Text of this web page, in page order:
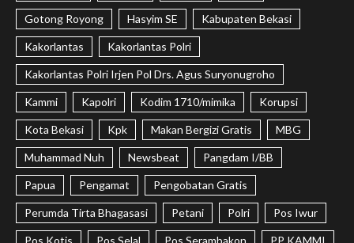
Gotong Royong Hasyim SE Kabupaten Bekasi
Kakorlantas Kakorlantas Polri
Kakorlantas Polri Irjen Pol Drs. Agus Suryonugroho
Kammi Kapolri Kodim 1710/mimika Korupsi
Kota Bekasi Kpk Makan Bergizi Gratis MBG
Muhammad Nuh Newsbeat Pangdam I/BB
Papua Pengamat Pengobatan Gratis
Perumda Tirta Bhagasasi Petani Polri Pos Iwur
Pos Kotis Pos Selal Pos Serambakon PP KAMMI